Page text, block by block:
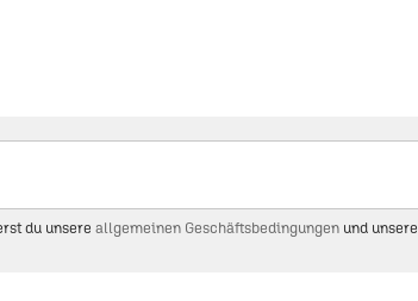
du unsere allgemeinen Geschäftsbedingungenund unsere